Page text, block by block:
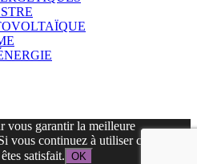
vous garantir la meilleure
vous continuez à utiliser ce site,
satisfait. OK